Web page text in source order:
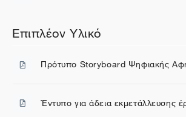
Επιπλέον Υλικό
Πρότυπο Storyboard Ψηφιακής
Αρχείο
Έντυπο για άδεια εκμετάλλευσης
Αρχείο